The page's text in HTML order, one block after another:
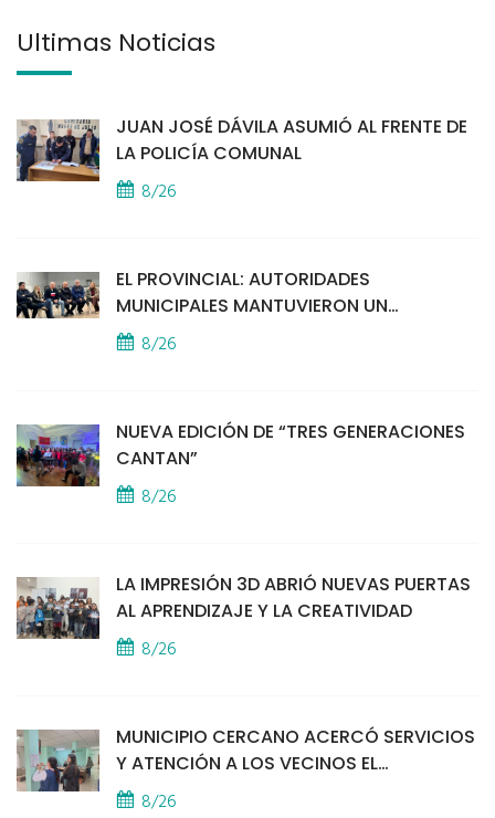
Últimas Noticias
JUAN JOSÉ DÁVILA ASUMIÓ AL FRENTE DE
LA POLICÍA COMUNAL
8/26
EL PROVINCIAL: AUTORIDADES
MUNICIPALES MANTUVIERON UN
ENCUENTRO CON VECINOS POR LA
SEGURIDAD
8/26
NUEVA EDICIÓN DE “TRES GENERACIONES
CANTAN”
8/26
LA IMPRESIÓN 3D ABRIÓ NUEVAS PUERTAS
AL APRENDIZAJE Y LA CREATIVIDAD
8/26
MUNICIPIO CERCANO ACERCÓ SERVICIOS
Y ATENCIÓN A LOS VECINOS EL
PROVINCIAL
8/26